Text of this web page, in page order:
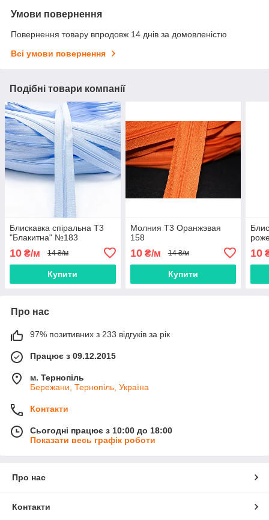
Умови повернення
Повернення товару впродовж 14 днів за домовленістю
Всі умови повернення
Подібні товари компанії
Блискавка спіральна Т3
"Блакитна" №183
10 ₴/м 14 ₴/м
Купити
Молния Т3 Оранжэвая
158
10₴/м 14 ₴/м
Купити
10
Про нас
97% позитивних з 233 відгуків за рік
Працює з 09.12.2015
м. Тернопіль
Бережани, Тернопіль, Україна
Контакти
Сьогодні працює з 10:00 до 18:00
Показати весь графік роботи
Про нас
Контакти